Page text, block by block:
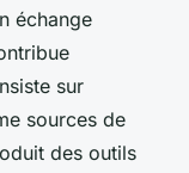
échange
sur
sources de
des outils